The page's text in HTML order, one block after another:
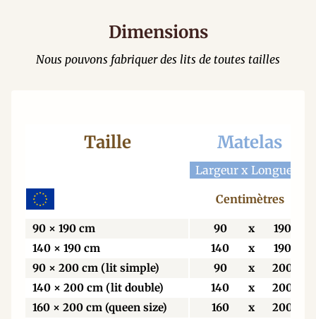
Dimensions
Nous pouvons fabriquer des lits de toutes tailles
Taille Matelas
Largeur x Longueur
Centimètres
90 × 190 cm 90 x
190
140 × 190 cm
140 x
190
90 × 200 cm (lit simple)
90 x
200
140 × 200 cm (lit double)
140 x
200
160 × 200 cm (queen size)
160 x
200